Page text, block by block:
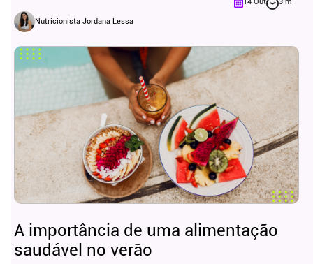
Nutricionista Jordana Lessa
A importância de uma alimentação
saudável no verão